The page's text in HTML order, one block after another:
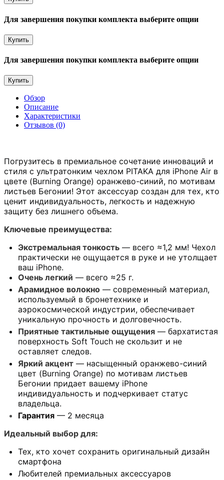
Для завершения покупки комплекта выберите опции
Купить
Для завершения покупки комплекта выберите опции
Купить
Обзор
Описание
Характеристики
Отзывов (0)
Погрузитесь в премиальное сочетание инноваций и
стиля с ультратонким чехлом PITAKA для iPhone Air в
цвете (Burning Orange) оранжево-синий, по мотивам
листьев Бегонии! Этот аксессуар создан для тех, кто
ценит индивидуальность, легкость и надежную
защиту без лишнего объема.
Ключевые преимущества:
Экстремальная тонкость — всего ≈1,2 мм! Чехол
практически не ощущается в руке и не утолщает
ваш iPhone.
Очень легкий — всего ≈25 г.
Арамидное волокно — современный материал,
используемый в бронетехнике и
аэрокосмической индустрии, обеспечивает
уникальную прочность и долговечность.
Приятные тактильные ощущения — бархатистая
поверхность Soft Touch не скользит и не
оставляет следов.
Яркий акцент — насыщенный оранжево-синий
цвет (Burning Orange) по мотивам листьев
Бегонии придает вашему iPhone
индивидуальность и подчеркивает статус
владельца.
Гарантия — 2 месяца
Идеальный выбор для:
Тех, кто хочет сохранить оригинальный дизайн
смартфона
Любителей премиальных аксессуаров